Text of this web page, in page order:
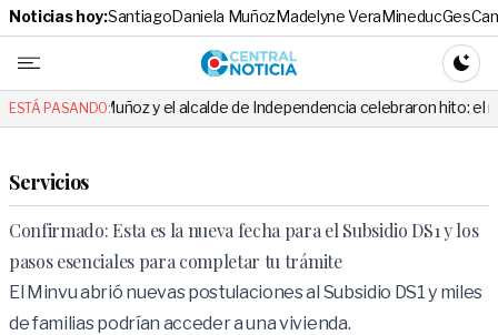
Noticias hoy:SantiagoDaniela MuñozMadelyne VeraMineducGes
Central
ESTÁ PASANDO:
y el alcalde de Independencia celebraron hito: el mensaje es viral
Servicios
Confirmado: Esta es la nueva fecha para el Subsidio DS1 y los
pasos esenciales para completar tu trámite
El Minvu abrió nuevas postulaciones al Subsidio DS1 y miles
de familias podrían acceder a una vivienda.